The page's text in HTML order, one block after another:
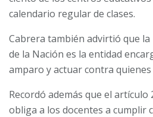
calendario regular de clases.
Cabrera también advirtió que
de la Nación es la entidad
amparo y actuar contra
Recordó además que el artículo
obliga a los docentes a cumplir